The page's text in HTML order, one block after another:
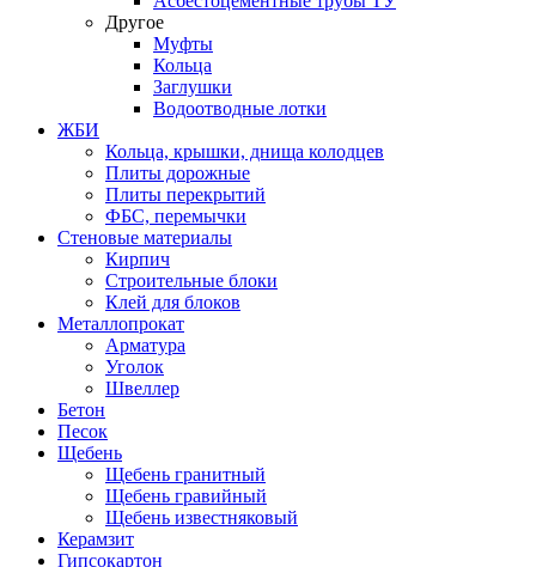
Другое
Муфты
Кольца
Заглушки
Водоотводные лотки
ЖБИ
Кольца, крышки, днища колодцев
Плиты дорожные
Плиты перекрытий
ФБС, перемычки
Стеновые материалы
Кирпич
Строительные блоки
Клей для блоков
Металлопрокат
Арматура
Уголок
Швеллер
Бетон
Песок
Щебень
Щебень гранитный
Щебень гравийный
Щебень известняковый
Керамзит
Гипсокартон